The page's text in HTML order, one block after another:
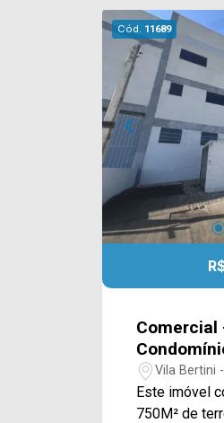
Cód. 11689
Comercial
Vila Bertini
Este imóvel
750M² de